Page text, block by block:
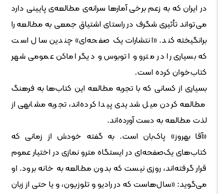
در ایران که به زعم برخی آمارها سرانه‌ی مطالعه‌ی پایینی دارد
می‌تواند تأثیری شگرف در راستای اشتیاق جمعی به مطالعه را
برانگیخته کند. «انتشارات یک صفحه‌ای» چندین سال است
که بسیاری را در مترو و اتوبوس و دیگر اماکن عمومی شهر
کتاب‌خوان کرده است.
بسیاری از کسانی که با تجربه‌ مطالعه این کتاب‌ها به فرهنگ
مطالعه کردن میل شدیدی پیدا کرده‌اند، تجربه مشابهی از
لذت مطالعه به دست آورده‌اند.
«آقا بهروز» پاک‌بان است. به گفته‌ خودش از زمانی که
کتاب‌های یک‌صفحه‌ای در ایستگاه مترو نمازی در اختیار عموم
قرار گرفته‌اند، روزی نیست که بدون مطالعه به خانه برود. او
می‌گوید: «سال‌هاست که در رادیو و تلوزیون، و یا حتی از زبان